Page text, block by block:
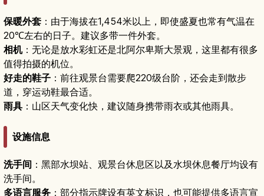
保暖外套 ：由于海拔在1,454米以上，即使盛夏也常有气温在
20℃左右的日子。建议多带一件外套。
相机：无论是放水彩虹还是北阿尔卑斯大景观，这里都有很多
值得拍摄的机位。
好走的鞋子 ：前往观景台需要爬220级台阶，还会走到散步
道，穿运动鞋最合适。
雨具 ：山区天气变化快，建议随身携带雨衣或其他雨具。
设施信息
洗手间 ：黑部水坝站、观景台休息区以及水坝休息餐厅均设有
洗手间。
多语言服务 ：部分指示牌设有英文标识，也可能提供多语言宣